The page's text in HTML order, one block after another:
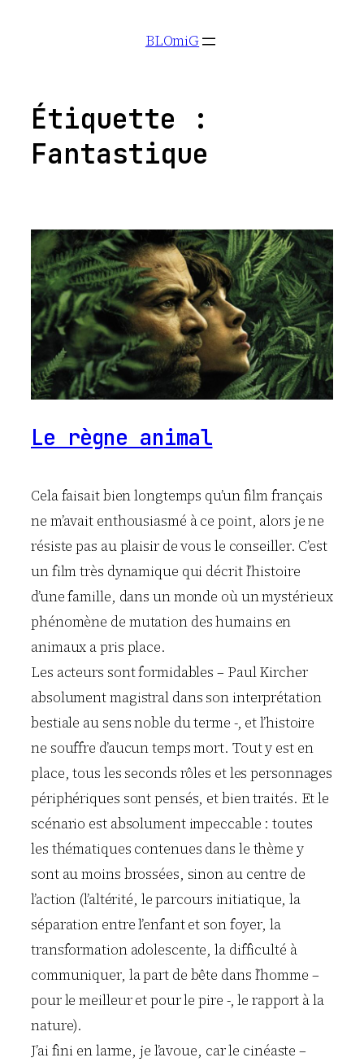
BLOmiG
Étiquette :
Fantastique
Le règne animal
Cela faisait bien longtemps qu’un film français
ne m’avait enthousiasmé à ce point, alors je ne
résiste pas au plaisir de vous le conseiller. C’est
un film très dynamique qui décrit l’histoire
d’une famille, dans un monde où un mystérieux
phénomène de mutation des humains en
animaux a pris place.
Les acteurs sont formidables – Paul Kircher
absolument magistral dans son interprétation
bestiale au sens noble du terme -, et l’histoire
ne souffre d’aucun temps mort. Tout y est en
place, tous les seconds rôles et les personnages
périphériques sont pensés, et bien traités. Et le
scénario est absolument impeccable : toutes
les thématiques contenues dans le thème y
sont au moins brossées, sinon au centre de
l’action (l’altérité, le parcours initiatique, la
séparation entre l’enfant et son foyer, la
transformation adolescente, la difficulté à
communiquer, la part de bête dans l’homme –
pour le meilleur et pour le pire -, le rapport à la
nature).
J’ai fini en larme, je l’avoue, car le cinéaste –